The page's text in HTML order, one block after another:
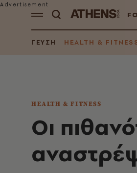
ΓΕΥΣΗ HEALTH &
HEALTH & FITNESS
Οι